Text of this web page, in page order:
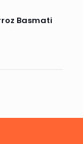
Basmati